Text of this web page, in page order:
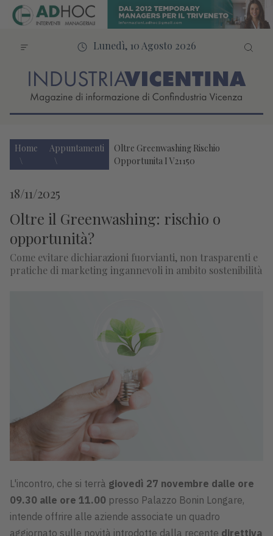
Lunedì, 10 Agosto 2026
Home Appuntamenti
Oltre Greenwashing Rischio
Opportunita I V21150
18/11/2025
Oltre il Greenwashing: rischio o
opportunità?
Come evitare dichiarazioni fuorvianti, non trasparenti e
pratiche di marketing ingannevoli in ambito sostenibilità
L'incontro, che si terrà giovedì 27 novembre dalle ore
09.30 alle ore 11.00 presso Palazzo Bonin Longare,
intende offrire alle aziende associate un quadro
aggiornato sulle novità introdotte dalla recente direttiva